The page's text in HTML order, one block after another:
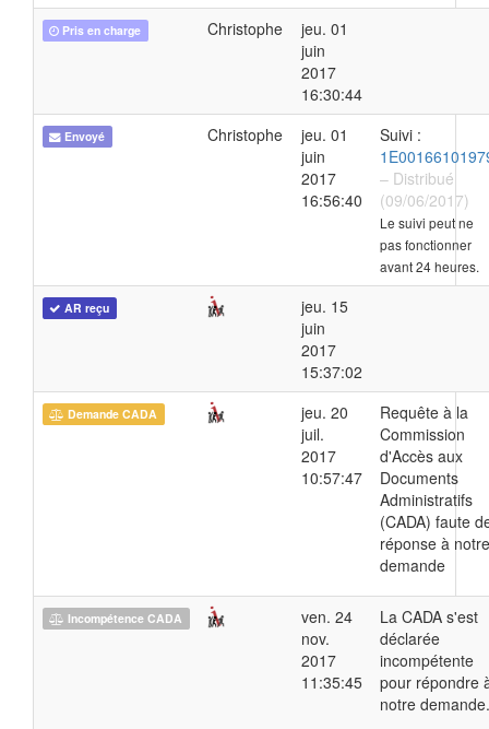
Pris en charge Christophe
jeu. 01
juin
2017
16:30:44
Envoyé Christophe
jeu. 01
juin
2017
16:56:40
Suivi :
– Distribué
(09/06/2017)
Le suivi peut ne
pas fonctionner
avant 24 heures.
AR reçu
jeu. 15
juin
2017
15:37:02
Demande CADA
jeu. 20
juil.
2017
10:57:47
Requête à la
Commission
d'Accès aux
Documents
Administratifs
(CADA) faute
réponse à notre
demande
Incompétence CADA
ven. 24
nov.
2017
11:35:45
La CADA s'est
déclarée
incompétente
pour répondre
notre demande.